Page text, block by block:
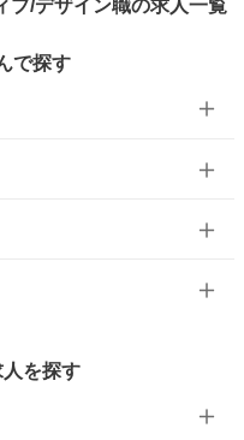
ブ/デザイン職の求人一覧
で探す
を探す